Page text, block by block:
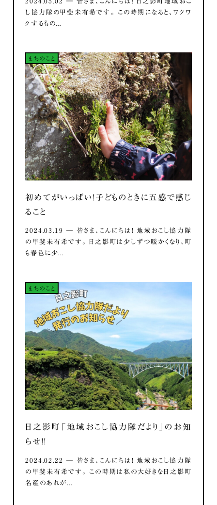
し協力隊の甲斐未有希です。 この時期になると、ワクワ
クするもの...
まちのこと
初めてがいっぱい！子どものときに五感で感じ
ること
2024.03.19 ― 皆さま、こんにちは！ 地域おこし協力隊
の甲斐未有希です。 日之影町は少しずつ暖かくなり、町
も春色に少...
まちのこと
日之影町「地域おこし協力隊だより」のお知
らせ！！
2024.02.22 ― 皆さま、こんにちは！ 地域おこし協力隊
の甲斐未有希です。 この時期は私の大好きな日之影町
名産のあれが...